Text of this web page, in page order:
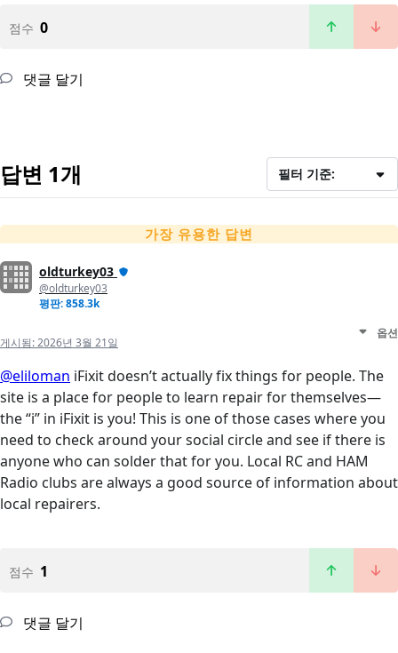
점수 0
댓글 달기
답변 1개 필터 기준:
가장 유용한 답변
oldturkey03
@oldturkey03
평판: 858.3k
게시됨:2026년 3월 21일
옵션
@eliloman iFixit doesn’t actually fix things for people. The
site is a place for people to learn repair for themselves—
the “i” in iFixit is you! This is one of those cases where you
need to check around your social circle and see if there is
anyone who can solder that for you. Local RC and HAM
Radio clubs are always a good source of information about
local repairers.
점수 1
댓글 달기